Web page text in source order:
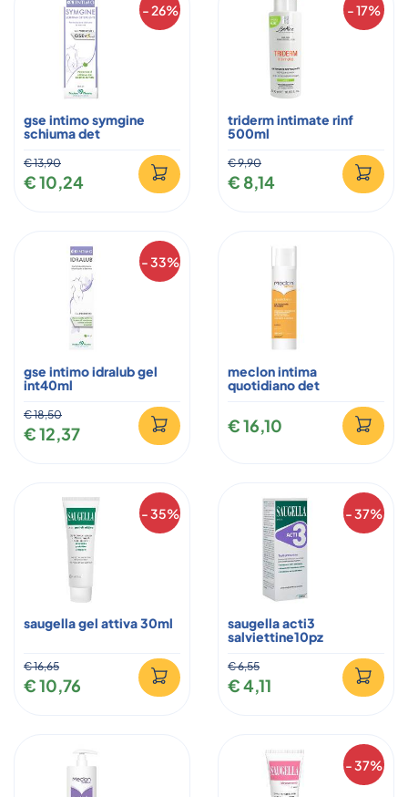
- 26%
gse intimo symgine
schiuma det
€ 13,90
€ 10,24
- 17%
triderm intimate rinf
500ml
€ 9,90
€ 8,14
- 33%
gse intimo idralub gel
int40ml
€ 18,50
€ 12,37
meclon intima
quotidiano det
€ 16,10
- 35%
saugella gel attiva 30ml
€ 16,65
€ 10,76
- 37%
saugella acti3
salviettine10pz
€ 6,55
€ 4,11
- 37%